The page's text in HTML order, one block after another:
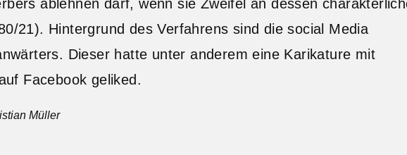
ablehnen darf, wenn sie Zweifel an dessen
21). Hintergrund des Verfahrens sind die social Media
Dieser hatte unter anderem eine Karikature mit
Facebook geliked.
Müller